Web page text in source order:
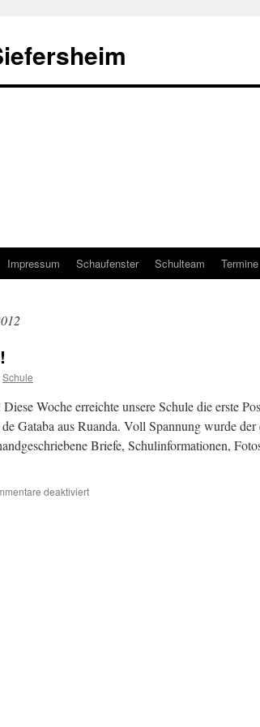
Impressum Schaufenster Schulteam Termine
Schule
Woche erreichte unsere Schule die erste
Gataba aus Ruanda. Voll Spannung wurde
Briefe, Schulinformationen,
deaktiviertfür